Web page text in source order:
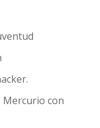
Mercurio con